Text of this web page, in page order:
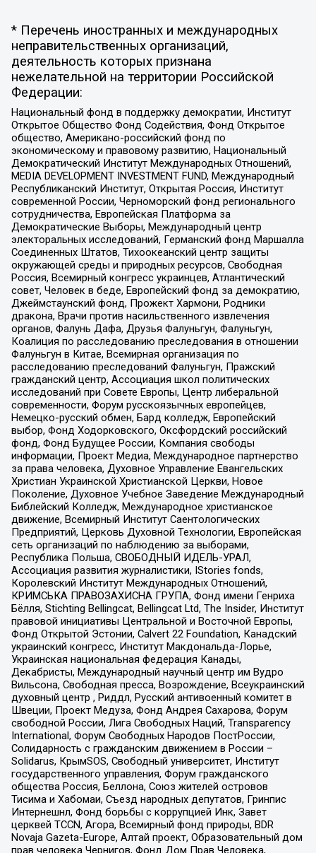
* Перечень иностранных и международных
неправительственных организаций,
деятельность которых признана
нежелательной на территории Российской
Федерации:
Национальный фонд в поддержку демократии, Институт
Открытое Общество Фонд Содействия, Фонд Открытое
общество, Американо-российский фонд по
экономическому и правовому развитию, Национальный
Демократический Институт Международных Отношений,
MEDIA DEVELOPMENT INVESTMENT FUND, Международный
Республиканский Институт, Открытая Россия, Институт
современной России, Черноморский фонд регионального
сотрудничества, Европейская Платформа за
Демократические Выборы, Международный центр
электоральных исследований, Германский фонд Маршалла
Соединенных Штатов, Тихоокеанский центр защиты
окружающей среды и природных ресурсов, Свободная
Россия, Всемирный конгресс украинцев, Атлантический
совет, Человек в беде, Европейский фонд за демократию,
Джеймстаунский фонд, Прожект Хармони, Родники
дракона, Врачи против насильственного извлечения
органов, Фалунь Дафа, Друзья Фалуньгун, Фалуньгун,
Коалиция по расследованию преследования в отношении
Фалуньгун в Китае, Всемирная организация по
расследованию преследований Фалуньгун, Пражский
гражданский центр, Ассоциация школ политических
исследований при Совете Европы, Центр либеральной
современности, Форум русскоязычных европейцев,
Немецко-русский обмен, Бард колледж, Европейский
выбор, Фонд Ходорковского, Оксфордский российский
фонд, Фонд Будущее России, Компания свободы
информации, Проект Медиа, Международное партнерство
за права человека, Духовное Управление Евангельских
Христиан Украинской Христианской Церкви, Новое
Поколение, Духовное Учебное Заведение Международный
Библейский Колледж, Международное христианское
движение, Всемирный Институт Саентологических
Предприятий, Церковь Духовной Технологии, Европейская
сеть организаций по наблюдению за выборами,
Республика Польша, СВОБОДНЫЙ ИДЕЛЬ-УРАЛ,
Ассоциация развития журналистики, IStories fonds,
Королевский Институт Международных Отношений,
КРИМСЬКА ПРАВОЗАХИСНА ГРУПА, Фонд имени Генриха
Бёлля, Stichting Bellingcat, Bellingcat Ltd, The Insider, Институт
правовой инициативы Центральной и Восточной Европы,
Фонд Открытой Эстонии, Calvert 22 Foundation, Канадский
украинский конгресс, Институт Макдональда-Лорье,
Украинская национальная федерация Канады,
Декабристы, Международный научный центр им Вудро
Вильсона, Свободная пресса, Возрождение, Всеукраинский
духовный центр , Риддл, Русский антивоенный комитет в
Швеции, Проект Медуза, Фонд Андрея Сахарова, Форум
свободной России, Лига Свободных Наций, Transparеncy
International, Форум Свободных Народов ПостРоссии,
Солидарность с гражданским движением в России –
Solidarus, КрымSOS, Свободный университет, Институт
государственного управления, Форум гражданского
общества Россия, Беллона, Союз жителей островов
Тисима и Хабомаи, Съезд народных депутатов, Гринпис
Интернешнл, Фонд борьбы с коррупцией Инк, Завет
церквей TCCN, Агора, Всемирный фонд природы, BDR
Novaja Gazeta-Europe, Алтай проект, Образовательный дом
прав человека Чернигов, Фонд Дом Прав Человека,